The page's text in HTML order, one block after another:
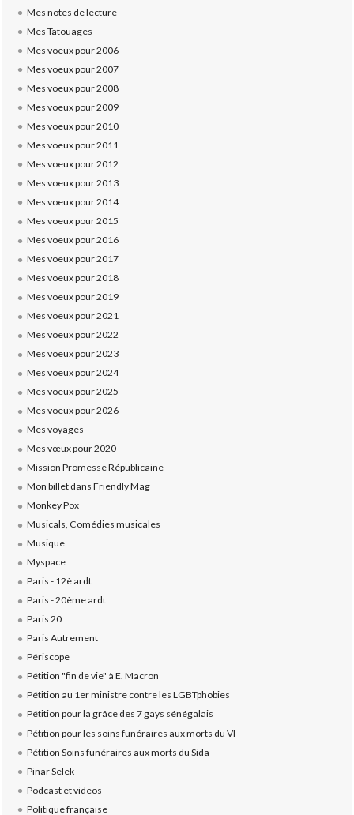
Mes notes de lecture
Mes Tatouages
Mes voeux pour 2006
Mes voeux pour 2007
Mes voeux pour 2008
Mes voeux pour 2009
Mes voeux pour 2010
Mes voeux pour 2011
Mes voeux pour 2012
Mes voeux pour 2013
Mes voeux pour 2014
Mes voeux pour 2015
Mes voeux pour 2016
Mes voeux pour 2017
Mes voeux pour 2018
Mes voeux pour 2019
Mes voeux pour 2021
Mes voeux pour 2022
Mes voeux pour 2023
Mes voeux pour 2024
Mes voeux pour 2025
Mes voeux pour 2026
Mes voyages
Mes vœux pour 2020
Mission Promesse Républicaine
Mon billet dans Friendly Mag
Monkey Pox
Musicals, Comédies musicales
Musique
Myspace
Paris - 12è ardt
Paris - 20ème ardt
Paris 20
Paris Autrement
Périscope
Pétition "fin de vie" à E. Macron
Pétition au 1er ministre contre les LGBTphobies
Pétition pour la grâce des 7 gays sénégalais
Pétition pour les soins funéraires aux morts du VI
Pétition Soins funéraires aux morts du Sida
Pinar Selek
Podcast et videos
Politique française